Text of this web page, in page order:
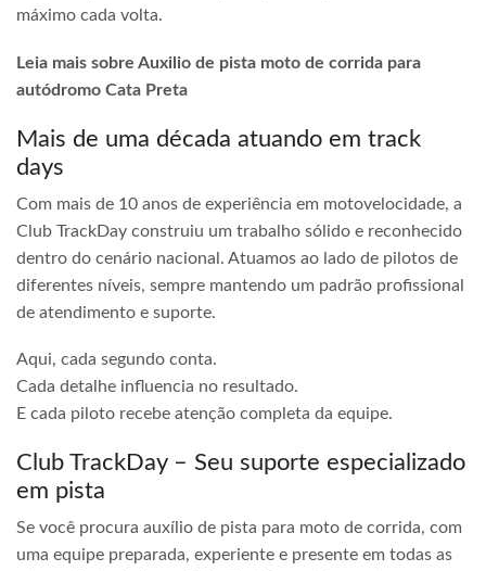
máximo cada volta.
Leia mais sobre Auxilio de pista moto de corrida para
autódromo Cata Preta
Mais de uma década atuando em track
days
Com mais de 10 anos de experiência em motovelocidade, a
Club TrackDay construiu um trabalho sólido e reconhecido
dentro do cenário nacional. Atuamos ao lado de pilotos de
diferentes níveis, sempre mantendo um padrão profissional
de atendimento e suporte.
Aqui, cada segundo conta.
Cada detalhe influencia no resultado.
E cada piloto recebe atenção completa da equipe.
Club TrackDay – Seu suporte especializado
em pista
Se você procura auxílio de pista para moto de corrida, com
uma equipe preparada, experiente e presente em todas as